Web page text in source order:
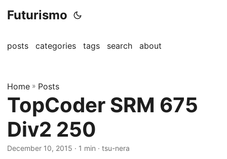
Futurismo
posts categories tags search about
Home » Posts
TopCoder SRM 675
Div2 250
December 10, 2015 · 1 min · tsu-nera